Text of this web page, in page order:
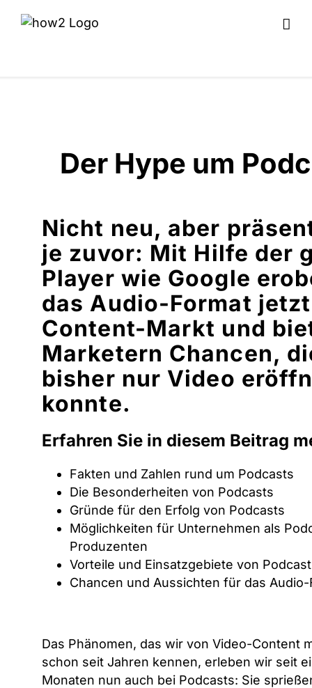
Der Hype um
Nicht neu, aber
je zuvor: Mit Hilfe der
Player wie Google
das Audio-Format
Content-Markt und
Marketern Chancen,
bisher nur Video
konnte.
Erfahren Sie in diesem Beitrag
Fakten und Zahlen rund um Podcasts
Die Besonderheiten von Podcasts
Gründe für den Erfolg von Podcasts
Möglichkeiten für Unternehmen als
Produzenten
Vorteile und Einsatzgebiete von
Chancen und Aussichten für das Audio-
Das Phänomen, das wir von Video-Content
schon seit Jahren kennen, erleben wir seit
Monaten nun auch bei Podcasts: Sie